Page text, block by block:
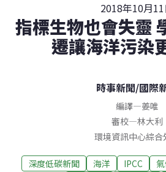
2018年10月11
指標生物也會失靈
遷讓海洋污染
時事新聞/國際
編譯—姜唯
審校—林大利
環境資訊中心綜合
深度低碳新聞 海洋 IPCC